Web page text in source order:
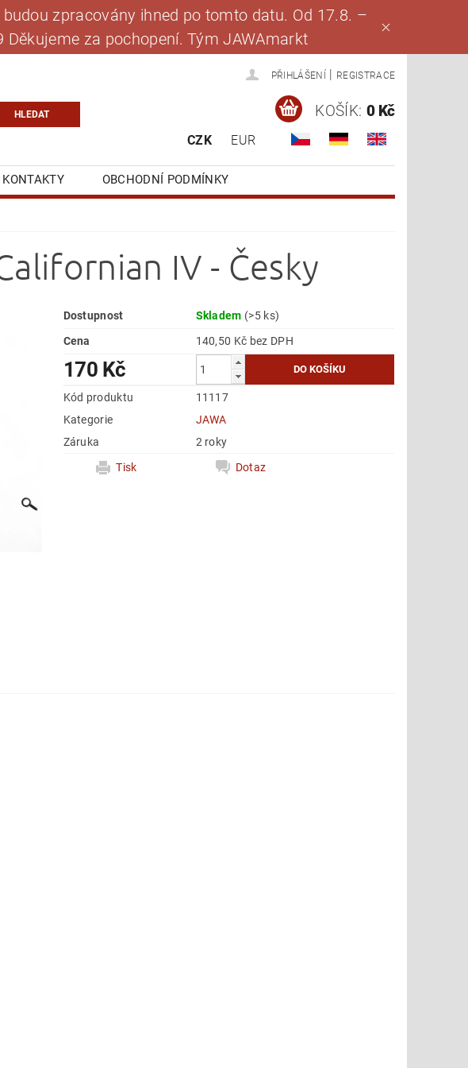
zpracovány ihned po tomto datu. Od 17.8. –
za pochopení. Tým JAWAmarkt
PŘIHLÁŠENÍ REGISTRACE
CZK EUR
KOŠÍK: 0 Kč
KONTAKTY
OBCHODNÍ PODMÍNKY
IV - Česky
Dostupnost Skladem (>5 ks)
Cena
140,50 Kč bez DPH
170 Kč
Kód produktu
11117
Kategorie
JAWA
Záruka
2 roky
Tisk
Dotaz